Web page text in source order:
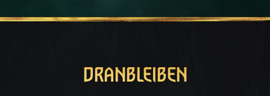
DRANBLEIBEN